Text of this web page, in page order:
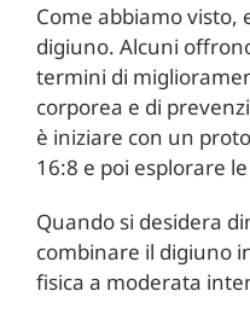
Come abbiamo visto,
digiuno. Alcuni
termini di
corporea e di
è iniziare con un
16:8 e poi esplorare
Quando si desidera
combinare il digiuno
fisica a moderata